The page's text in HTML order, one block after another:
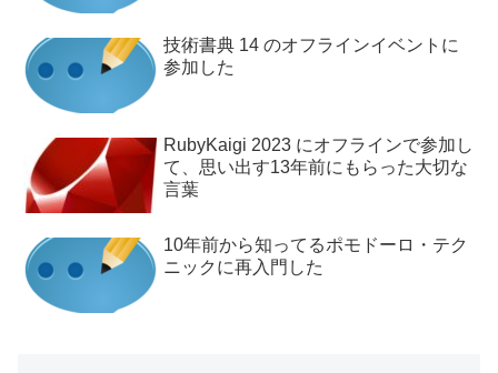
技術書典 14 のオフラインイベントに
参加した
RubyKaigi 2023 にオフラインで参加し
て、思い出す13年前にもらった大切な
言葉
10年前から知ってるポモドーロ・テク
ニックに再入門した